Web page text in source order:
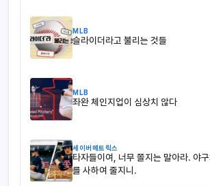
MLB
슬라이더라고 불리는 것들
MLB
좌완 체인지업이 심상치 않다
세이버메트릭스
타자들이여, 너무 쫄지는 말아라. 야
를 사하여 줄지니.